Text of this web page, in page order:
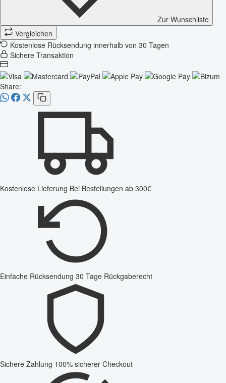
Zur Wunschliste
Vergleichen
Kostenlose Rücksendung innerhalb von 30 Tagen
Sichere Transaktion
Share:
Kostenlose Lieferung Bei Bestellungen ab 300€
Einfache Rücksendung 30 Tage Rückgaberecht
Sichere Zahlung 100% sicherer Checkout